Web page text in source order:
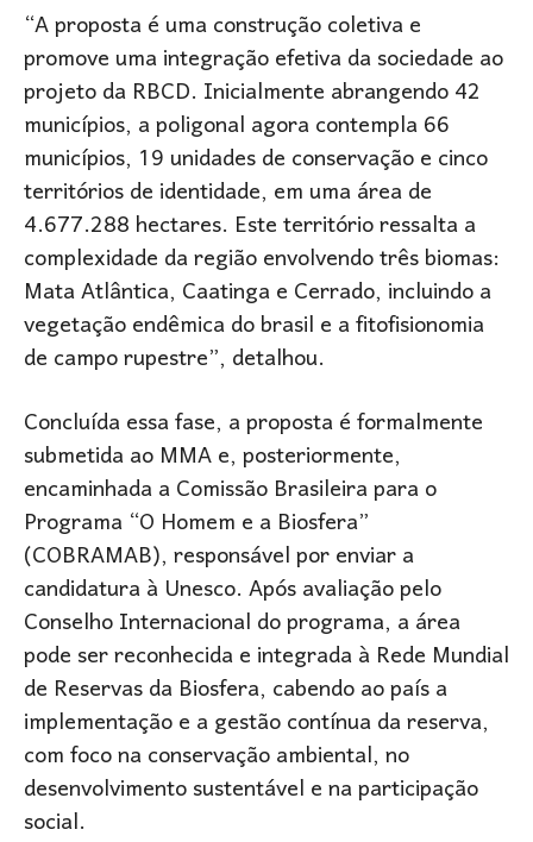
“A proposta é uma construção coletiva e
promove uma integração efetiva da sociedade ao
projeto da RBCD. Inicialmente abrangendo 42
municípios, a poligonal agora contempla 66
municípios, 19 unidades de conservação e cinco
territórios de identidade, em uma área de
4.677.288 hectares. Este território ressalta a
complexidade da região envolvendo três biomas:
Mata Atlântica, Caatinga e Cerrado, incluindo a
vegetação endêmica do brasil e a fitofisionomia
de campo rupestre”, detalhou.
Concluída essa fase, a proposta é formalmente
submetida ao MMA e, posteriormente,
encaminhada a Comissão Brasileira para o
Programa “O Homem e a Biosfera”
(COBRAMAB), responsável por enviar a
candidatura à Unesco. Após avaliação pelo
Conselho Internacional do programa, a área
pode ser reconhecida e integrada à Rede Mundial
de Reservas da Biosfera, cabendo ao país a
implementação e a gestão contínua da reserva,
com foco na conservação ambiental, no
desenvolvimento sustentável e na participação
social.